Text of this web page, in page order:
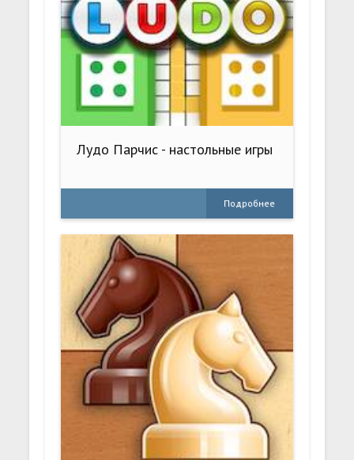
Лудо Парчис - настольные игры
Подробнее